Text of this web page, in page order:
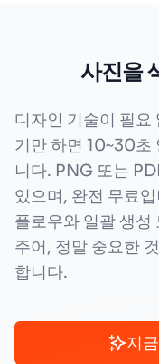
사진을
디자인 기술이 필
기만 하면 10~30초
니다. PNG 또는
있으며, 완전 무료
플로우와 일괄 생성
주어, 정말 중요한
합니다.
지